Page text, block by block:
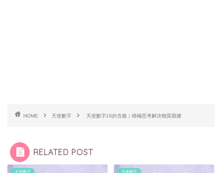
HOME 天使數字 天使數字16的含義｜積極思考解決物質困擾
RELATED POST
天使數字 天使數字